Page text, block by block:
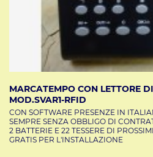
MARCATEMPO CON LETTORE
MOD.SVAR1-RFID
CON SOFTWARE PRESENZE IN
SEMPRE SENZA OBBLIGO DI
2 BATTERIE E 22 TESSERE DI
GRATIS PER L'INSTALLAZIONE